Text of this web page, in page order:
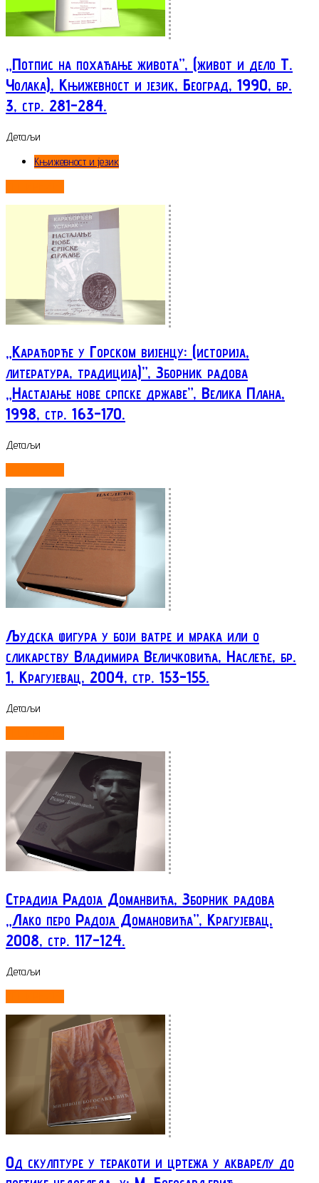
„Потпис на похађање живота”, (живот и дело Т.
Чолака), Књижевност и језик, Београд, 1990, бр.
3, стр. 281-284.
Детаљи
Књижевност и језик
„Карађорђе у Горском вијенцу: (историја,
литература, традиција)”, Зборник радова
„Настајање нове српске државе”, Велика Плана,
1998, стр. 163-170.
Детаљи
Људска фигура у боји ватре и мрака или о
сликарству Владимира Величковића, Наслеђе, бр.
1, Крагујевац, 2004, стр. 153-155.
Детаљи
Страдија Радоја Доманвића, Зборник радова
„Лако перо Радоја Домановића”, Крагујевац,
2008, стр. 117-124.
Детаљи
Од скулптуре у теракоти и цртежа у акварелу до